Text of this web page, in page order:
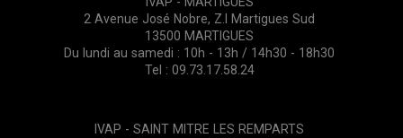
2 Avenue José Nobre, Z.I Martigues Sud
13500 MARTIGUES
Du lundi au samedi : 10h - 13h / 14h30 - 18h30
Tel : 09.73.17.58.24
IVAP - SAINT MITRE LES REMPARTS